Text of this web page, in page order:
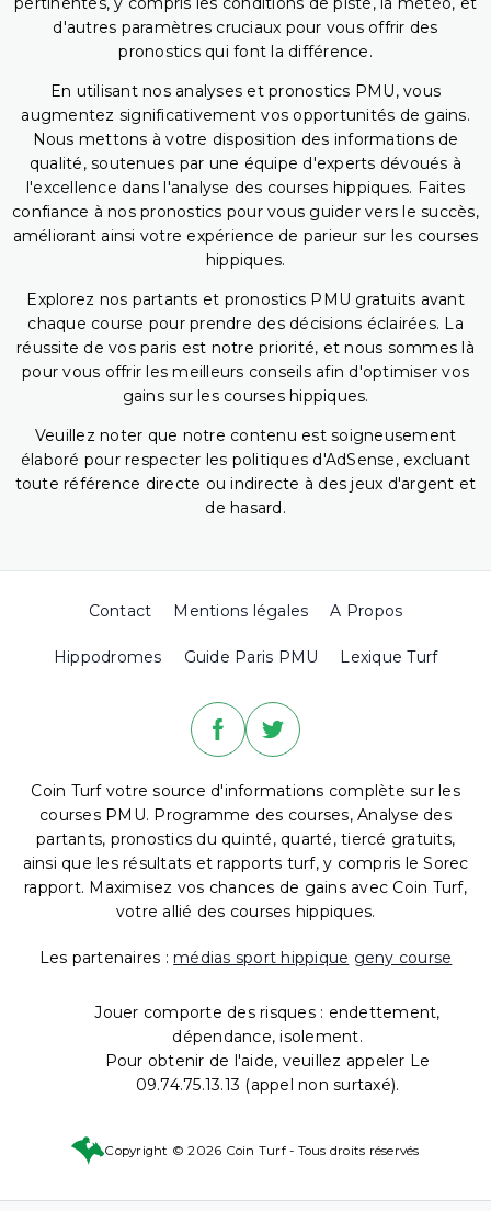
d'autres paramètres cruciaux pour vous offrir des
pronostics qui font la différence.
En utilisant nos analyses et pronostics PMU, vous
augmentez significativement vos opportunités de gains.
Nous mettons à votre disposition des informations de
qualité, soutenues par une équipe d'experts dévoués à
l'excellence dans l'analyse des courses hippiques. Faites
confiance à nos pronostics pour vous guider vers le succès,
améliorant ainsi votre expérience de parieur sur les courses
hippiques.
Explorez nos partants et pronostics PMU gratuits avant
chaque course pour prendre des décisions éclairées. La
réussite de vos paris est notre priorité, et nous sommes là
pour vous offrir les meilleurs conseils afin d'optimiser vos
gains sur les courses hippiques.
Veuillez noter que notre contenu est soigneusement
élaboré pour respecter les politiques d'AdSense, excluant
toute référence directe ou indirecte à des jeux d'argent et
de hasard.
Contact Mentions légales A Propos
Hippodromes Guide Paris PMU Lexique Turf
Coin Turf votre source d'informations complète sur les
courses PMU. Programme des courses, Analyse des
partants, pronostics du quinté, quarté, tiercé gratuits,
ainsi que les résultats et rapports turf, y compris le Sorec
rapport. Maximisez vos chances de gains avec Coin Turf,
votre allié des courses hippiques.
Les partenaires : médias sport hippique geny course
Jouer comporte des risques : endettement,
dépendance, isolement.
Pour obtenir de l'aide, veuillez appeler Le
09.74.75.13.13 (appel non surtaxé).
Copyright © 2026 Coin Turf - Tous droits réservés